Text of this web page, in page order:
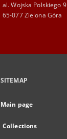
al. Wojska Polskiego 9
65-077 Zielona Góra
SITEMAP
Main page
Collections